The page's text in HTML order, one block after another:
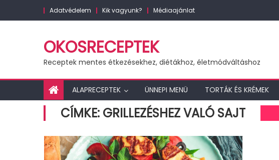
to
Adatvédelem Kik vagyunk? Médiaajánlat
OKOSRECEPTEK
Receptek mentes étkezésekhez, diétákhoz, életmódváltáshoz
ALAPRECEPTEK ÜNNEPI MENÜ TORTÁK ÉS KRÉMEK
CÍMKE: GRILLEZÉSHEZ VALÓ SAJT